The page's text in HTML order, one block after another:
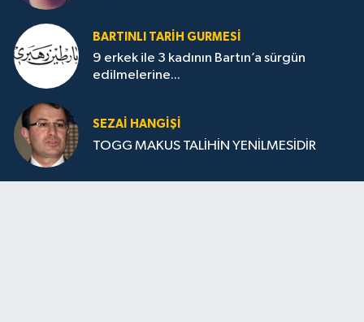
BARTINLI TARIH GURMESI
9 erkek ile 3 kadının Bartın’a sürgün
edilmelerine...
SEZAI HANGİŞİ
TOGG MAKUS TALİHİN YENİLMESİDİR